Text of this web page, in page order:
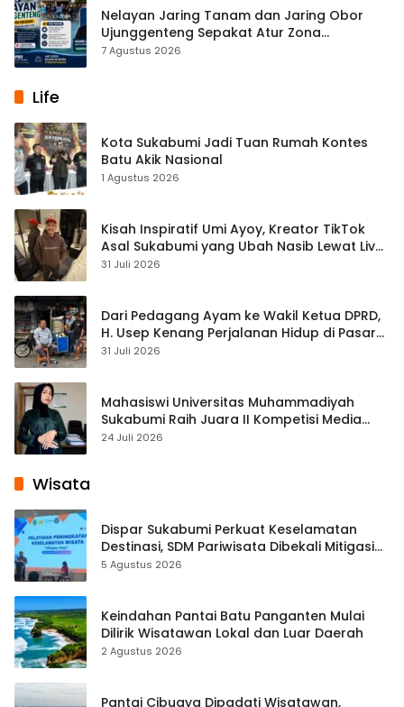
Nelayan Jaring Tanam dan Jaring Obor
Ujunggenteng Sepakat Atur Zona
Penangkapan
7 Agustus 2026
Life
Kota Sukabumi Jadi Tuan Rumah Kontes
Batu Akik Nasional
1 Agustus 2026
Kisah Inspiratif Umi Ayoy, Kreator TikTok
Asal Sukabumi yang Ubah Nasib Lewat Live
Streaming
31 Juli 2026
Dari Pedagang Ayam ke Wakil Ketua DPRD,
H. Usep Kenang Perjalanan Hidup di Pasar
Cisaat
31 Juli 2026
Mahasiswi Universitas Muhammadiyah
Sukabumi Raih Juara II Kompetisi Media
Pembelajaran Digital Tingkat Internasional
24 Juli 2026
Wisata
Dispar Sukabumi Perkuat Keselamatan
Destinasi, SDM Pariwisata Dibekali Mitigasi
hingga Teknik Evakuasi
5 Agustus 2026
Keindahan Pantai Batu Panganten Mulai
Dilirik Wisatawan Lokal dan Luar Daerah
2 Agustus 2026
Pantai Cibuaya Dipadati Wisatawan,